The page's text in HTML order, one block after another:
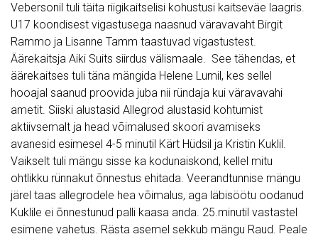
Vebersonil tuli täita riigikaitselisi kohustusi kaitseväe laagris.
U17 koondisest vigastusega naasnud väravavaht Birgit
Rammo ja Lisanne Tamm taastuvad vigastustest.
Äärekaitsja Aiki Suits siirdus välismaale. See tähendas, et
äärekaitses tuli täna mängida Helene Lumil, kes sellel
hooajal saanud proovida juba nii ründaja kui väravavahi
ametit. Siiski alustasid Allegrod alustasid kohtumist
aktiivsemalt ja head võimalused skoori avamiseks
avanesid esimesel 4-5 minutil Kärt Hüdsil ja Kristin Kuklil.
Vaikselt tuli mängu sisse ka kodunaiskond, kellel mitu
ohtlikku rünnakut õnnestus ehitada. Veerandtunnise mängu
järel taas allegrodele hea võimalus, aga läbisöötu oodanud
Kuklile ei õnnestunud palli kaasa anda. 25.minutil vastastel
esimene vahetus. Rästa asemel sekkub mängu Raud. Peale